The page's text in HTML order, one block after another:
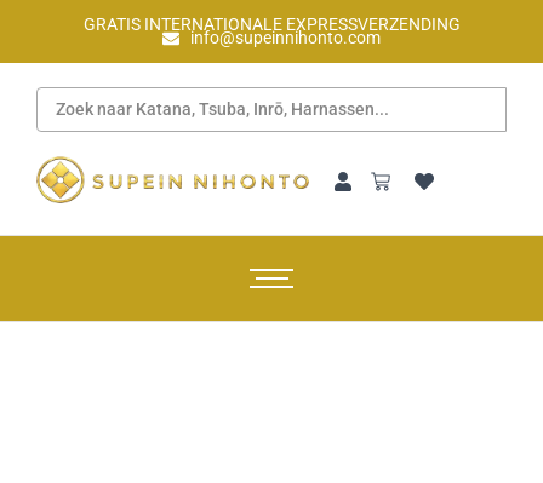
GRATIS INTERNATIONALE EXPRESSVERZENDING
info@supeinnihonto.com